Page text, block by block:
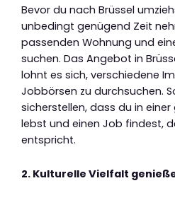
Bevor du nach Brüssel
unbedingt genügend Zeit
passenden Wohnung und
suchen. Das Angebot in
lohnt es sich, verschiedene
Jobbörsen zu durchsuchen.
sicherstellen, dass du in
lebst und einen Job findest,
entspricht.
2. Kulturelle Vielfalt